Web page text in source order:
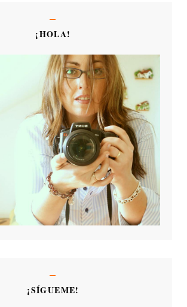
¡HOLA!
¡SÍGUEME!